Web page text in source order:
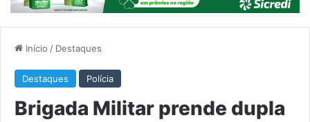
Início / Destaques
Destaques Polícia
Brigada Militar prende dupla